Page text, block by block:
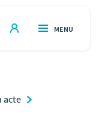
OUVERT
MENU
acte